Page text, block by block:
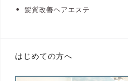
髪質改善ヘアエステ
はじめての方へ